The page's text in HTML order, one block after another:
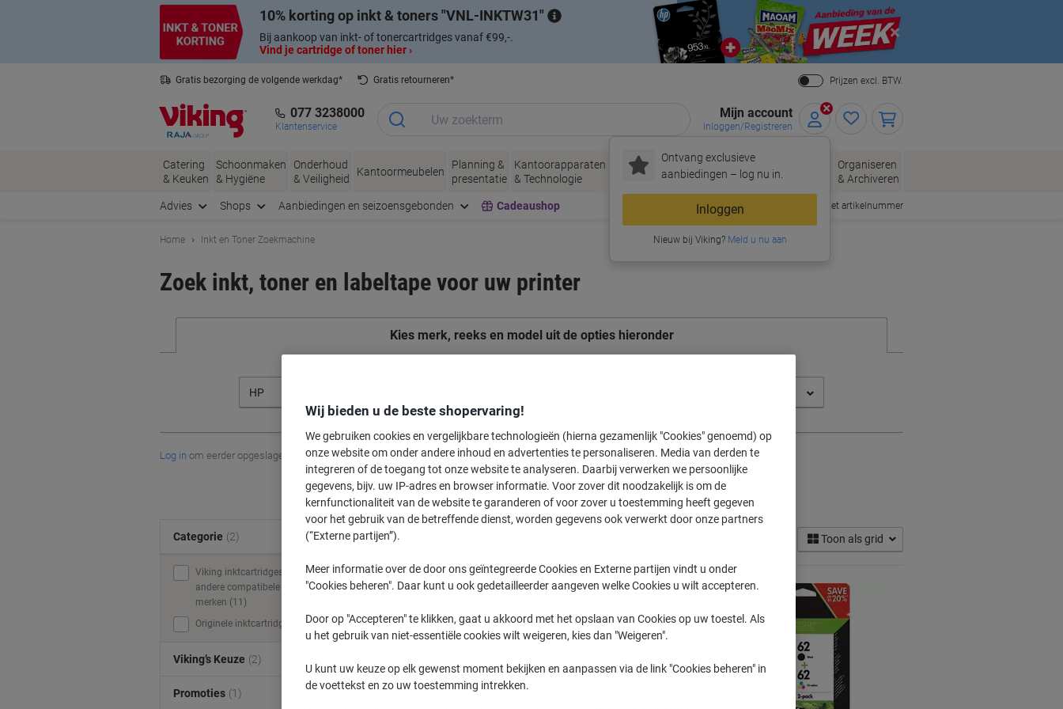
10% korting op inkt & toners VNL-INKTW31
Bij aankoop van inkt- of tonercartridges vanaf €99,-.
Vind je cartridge of toner hier ›
Close
Gratis bezorging de volgende werkdag*
Gratis retourneren*
Prijzen excl. BTW.
077 3238000
Klantenservice
Mijn account
Inloggen/Registreren
Ontvang exclusieve
aanbiedingen – log nu in.
Inloggen
Nieuw bij Viking?Meld u nu aan
Catering
& Keuken
Schoonmaken
& Hygiëne
Onderhoud
& Veiligheid
Kantoormeubelen
Planning &
presentatie
Kantoorapparaten
& Technologie
Inkt &
Toner
Papier, Enveloppen
& Verpakken
Kantoorartikelen
Organiseren
& Archiveren
Advies Shops Aanbiedingen en seizoensgebonden Cadeaushop Snel bestellen met artikelnummer
Home Inkt en Toner Zoekmachine
Zoek inkt, toner en labeltape voor uw printer
Kies merk, reeks en model uit de opties hieronder
HP
Log in om eerder opgeslagen printers en/of eerder gekochte cartridges te tonen
HP Envy 5644 E-AIO Printer Inkt Cartridges
Sorteer op: Toon als grid
Categorie (2)
Viking inktcartridges &
andere compatibele
merken (11)
Originele inktcartridges (5)
Viking’s Keuze (2)
Promoties (1)
Wij bieden u de beste shopervaring!
We gebruiken cookies en vergelijkbare technologieën (hierna gezamenlijk "Cookies" genoemd) op
onze website om onder andere inhoud en advertenties te personaliseren. Media van derden te
integreren of de toegang tot onze website te analyseren. Daarbij verwerken we persoonlijke
gegevens, bijv. uw IP-adres en browser informatie. Voor zover dit noodzakelijk is om de
kernfunctionaliteit van de website te garanderen of voor zover u toestemming heeft gegeven
voor het gebruik van de betreffende dienst, worden gegevens ook verwerkt door onze partners
(“Externe partijen”).
Meer informatie over de door ons geïntegreerde Cookies en Externe partijen vindt u onder
"Cookies beheren". Daar kunt u ook gedetailleerder aangeven welke Cookies u wilt accepteren.
Door op "Accepteren" te klikken, gaat u akkoord met het opslaan van Cookies op uw toestel. Als
u het gebruik van niet-essentiële cookies wilt weigeren, kies dan "Weigeren".
U kunt uw keuze op elk gewenst moment bekijken en aanpassen via de link "Cookies beheren" in
de voettekst en zo uw toestemming intrekken.